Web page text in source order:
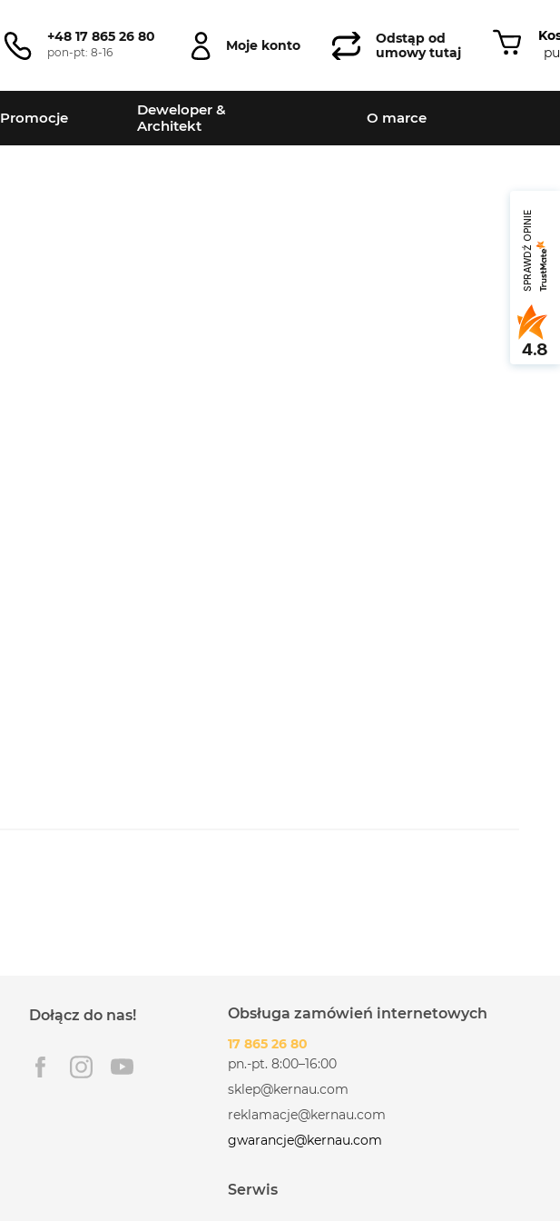
+48 17 865 26 80
pon-pt: 8-16 Moje konto
Odstąp od
umowy tutaj
Promocje
Deweloper &
Architekt
O marce
Dołącz do nas! Obsługa zamówień internetowych
17 865 26 80
pn.-pt. 8:00–16:00
sklep@kernau.com
reklamacje@kernau.com
gwarancje@kernau.com
Serwis
SPRAWDŹ OPINIE
4.8